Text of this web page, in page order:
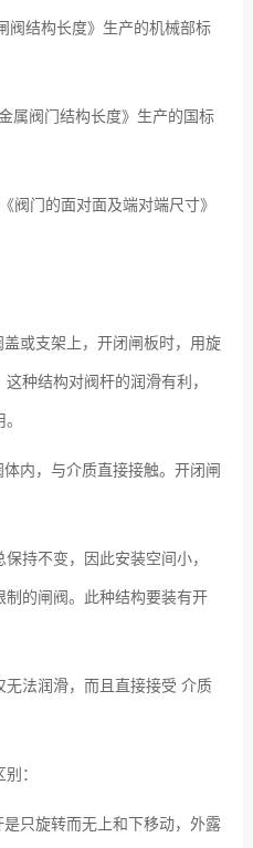
阀结构长度》生产的机械部标
属阀门结构长度》生产的国标
阀门的面对面及端对端尺寸》
或支架上，开闭闸板时，用旋
种结构对阀杆的润滑有利，
内，与介质直接接触。开闭闸
持不变，因此安装空间小，
的闸阀。此种结构要装有开
法润滑，而且直接接受 介质
：
只旋转而无上和下移动，外露